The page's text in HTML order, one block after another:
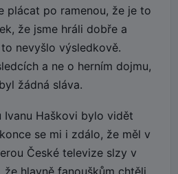
plácat po ramenou, že je to
že jsme hráli dobře a
nevyšlo výsledkově.
a ne o herním dojmu,
žádná sláva.
Ivanu Haškovi bylo vidět
se mi i zdálo, že měl v
České televize slzy v